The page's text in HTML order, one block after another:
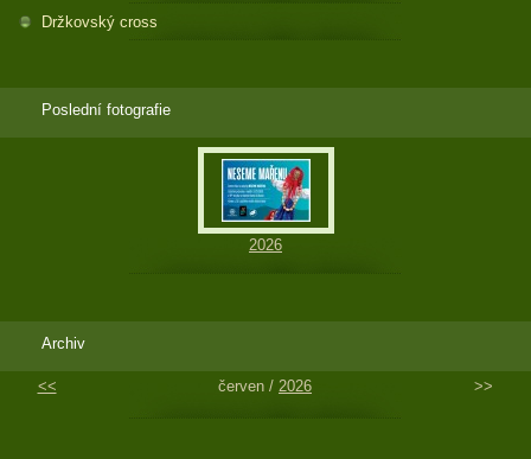
Držkovský cross
Poslední fotografie
2026
Archiv
<< červen / 2026 >>